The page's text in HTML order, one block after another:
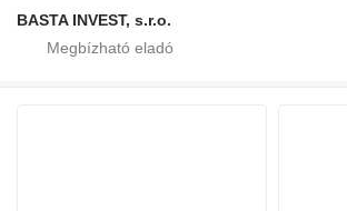
BASTA INVEST, s.r.o.